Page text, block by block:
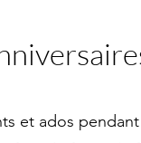
et ados